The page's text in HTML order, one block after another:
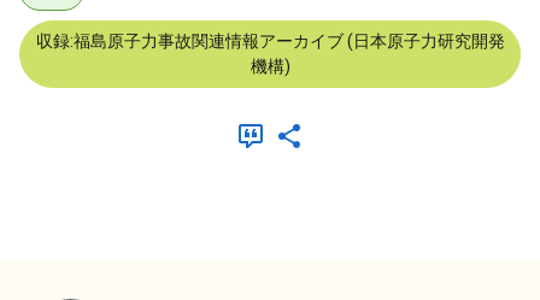
収録:福島原子力事故関連情報アーカイブ (日本原子力研究開発
機構)